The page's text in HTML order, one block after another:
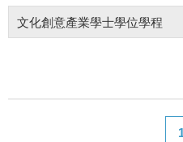
文化創意產業學士學位學程